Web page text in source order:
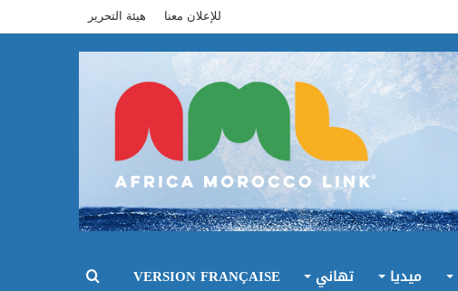
للإعلان معنا هيئة التحرير
ميديا تهاني VERSION FRANÇAISE بحث